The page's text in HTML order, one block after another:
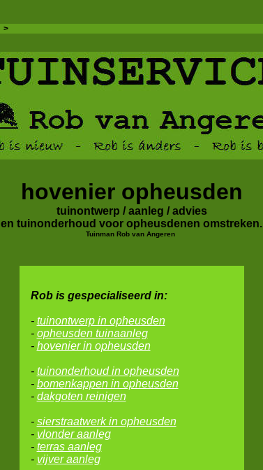
>
hovenier opheusden
tuinontwerp / aanleg / advies
en tuinonderhoud voor opheusdenen omstreken.
Tuinman Rob van Angeren
Rob is gespecialiseerd in:
- tuinontwerp in opheusden
- opheusden tuinaanleg
- hovenier in opheusden
- tuinonderhoud in opheusden
- bomenkappen in opheusden
- dakgoten reinigen
- sierstraatwerk in opheusden
- vlonder aanleg
- terras aanleg
- vijver aanleg